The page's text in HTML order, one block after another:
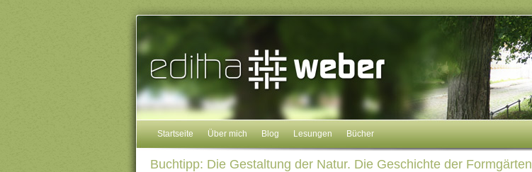
Startseite Über mich Blog Lesungen Bücher
Buchtipp: Die Gestaltung der Natur. Die Geschichte der Formgärten